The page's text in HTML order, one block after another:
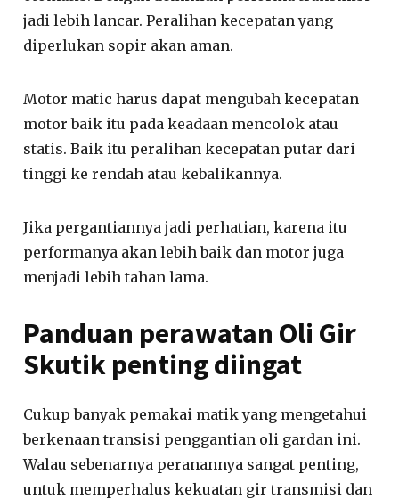
jadi lebih lancar. Peralihan kecepatan yang
diperlukan sopir akan aman.
Motor matic harus dapat mengubah kecepatan
motor baik itu pada keadaan mencolok atau
statis. Baik itu peralihan kecepatan putar dari
tinggi ke rendah atau kebalikannya.
Jika pergantiannya jadi perhatian, karena itu
performanya akan lebih baik dan motor juga
menjadi lebih tahan lama.
Panduan perawatan Oli Gir
Skutik penting diingat
Cukup banyak pemakai matik yang mengetahui
berkenaan transisi penggantian oli gardan ini.
Walau sebenarnya peranannya sangat penting,
untuk memperhalus kekuatan gir transmisi dan